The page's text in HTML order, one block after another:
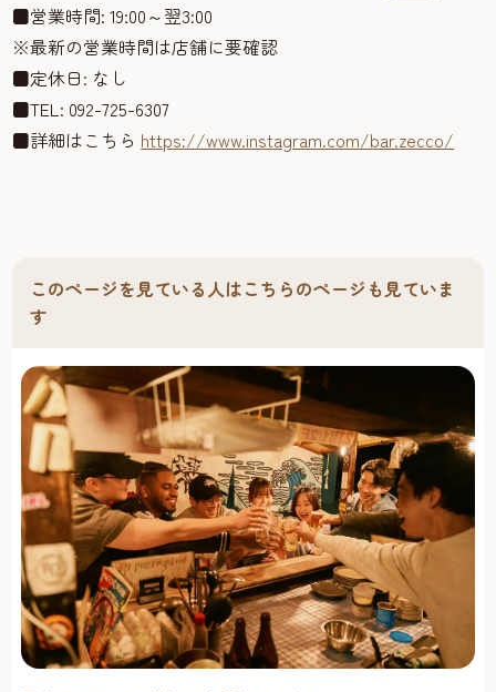
■営業時間: 19:00～翌3:00
※最新の営業時間は店舗に要確認
■定休日: なし
■TEL: 092-725-6307
■詳細はこちら https://www.instagram.com/bar.zecco/
このページを見ている人はこちらのページも見ていま
す